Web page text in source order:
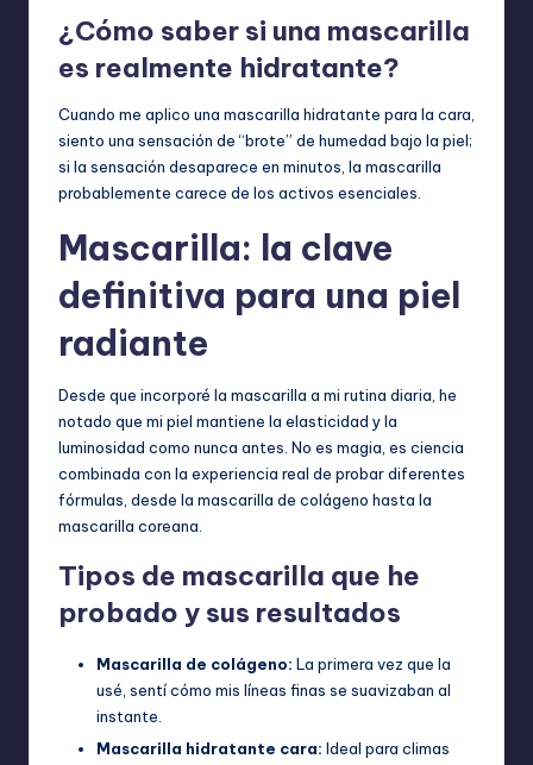
¿Cómo saber si una mascarilla
es realmente hidratante?
Cuando me aplico una mascarilla hidratante para la cara,
siento una sensación de “brote” de humedad bajo la piel;
si la sensación desaparece en minutos, la mascarilla
probablemente carece de los activos esenciales.
Mascarilla: la clave
definitiva para una piel
radiante
Desde que incorporé la mascarilla a mi rutina diaria, he
notado que mi piel mantiene la elasticidad y la
luminosidad como nunca antes. No es magia, es ciencia
combinada con la experiencia real de probar diferentes
fórmulas, desde la mascarilla de colágeno hasta la
mascarilla coreana.
Tipos de mascarilla que he
probado y sus resultados
Mascarilla de colágeno: La primera vez que la
usé, sentí cómo mis líneas finas se suavizaban al
instante.
Mascarilla hidratante cara: Ideal para climas